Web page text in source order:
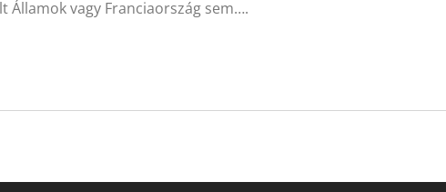
Államok vagy Franciaország sem….